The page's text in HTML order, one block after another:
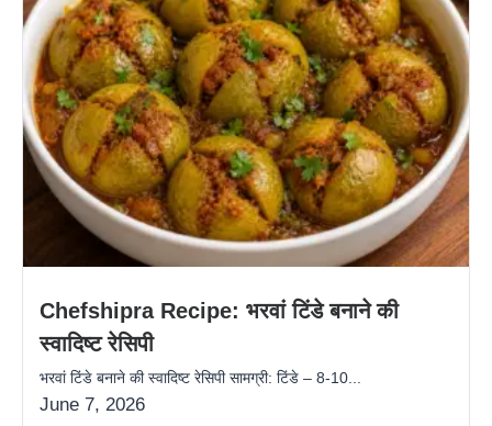
Chefshipra Recipe: भरवां टिंडे बनाने की
स्वादिष्ट रेसिपी
भरवां टिंडे बनाने की स्वादिष्ट रेसिपी सामग्री: टिंडे – 8-10...
June 7, 2026